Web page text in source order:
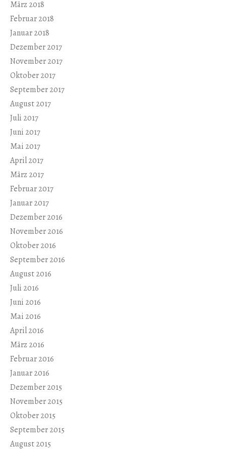
März 2018
Februar 2018
Januar 2018
Dezember 2017
November 2017
Oktober 2017
September 2017
August 2017
Juli 2017
Juni 2017
Mai 2017
April 2017
März 2017
Februar 2017
Januar 2017
Dezember 2016
November 2016
Oktober 2016
September 2016
August 2016
Juli 2016
Juni 2016
Mai 2016
April 2016
März 2016
Februar 2016
Januar 2016
Dezember 2015
November 2015
Oktober 2015
September 2015
August 2015